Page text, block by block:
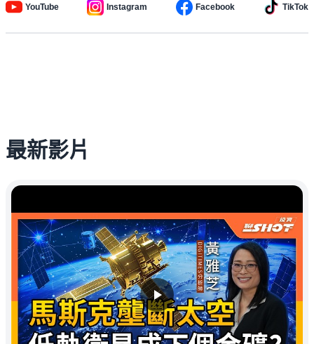
YouTube Instagram Facebook TikTok
最新影片